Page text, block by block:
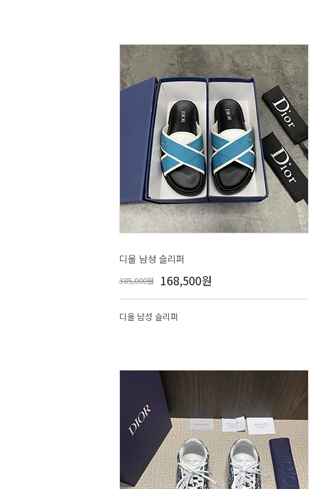
디올 남성 슬리퍼
385,000원 168,500원
디올 남성 슬리퍼